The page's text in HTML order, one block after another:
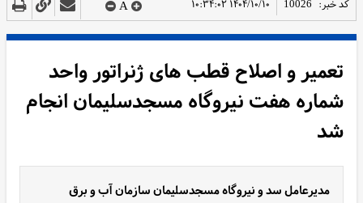
کد خبر: 10026 ۱۴۰۴/۱۰/۱۰ ۱۰:۳۴:۰۲ A
تعمیر و اصلاح قطب های ژنراتور واحد
شماره هفت نیروگاه مسجدسلیمان انجام
شد
مدیرعامل سد و نیروگاه مسجدسلیمان سازمان آب و برق